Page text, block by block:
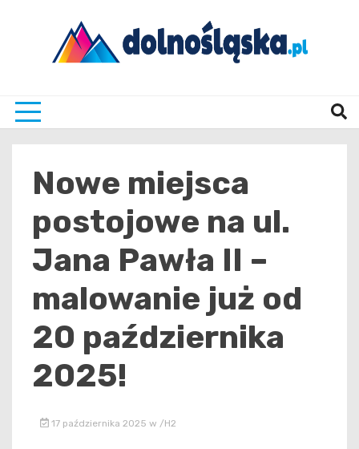
Nowe miejsca
postojowe na ul.
Jana Pawła II –
malowanie już od
20 października
2025!
17 października 2025 w /h2